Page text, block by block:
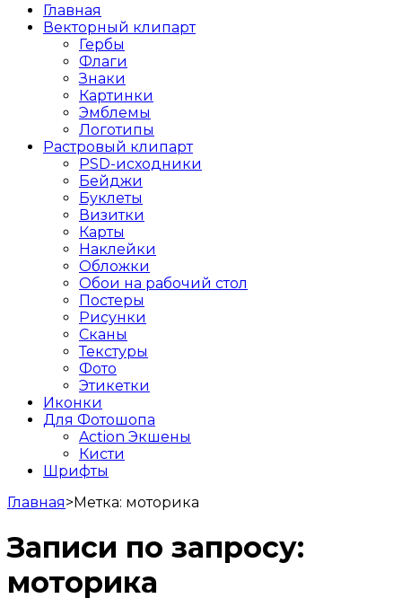
Главная
Векторный клипарт
Гербы
Флаги
Знаки
Картинки
Эмблемы
Логотипы
Растровый клипарт
PSD-исходники
Бейджи
Буклеты
Визитки
Карты
Наклейки
Обложки
Обои на рабочий стол
Постеры
Рисунки
Сканы
Текстуры
Фото
Этикетки
Иконки
Для Фотошопа
Action Экшены
Кисти
Шрифты
Главная>Метка: моторика
Записи по запросу:
моторика